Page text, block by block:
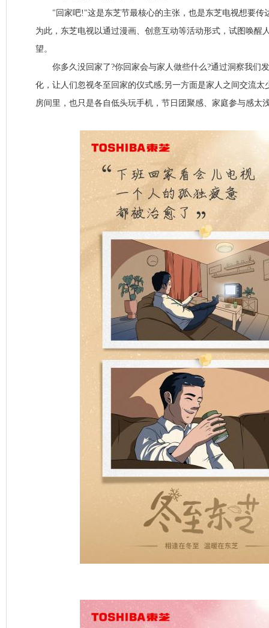
"回家吧!"这是东芝节最核心的主张，也是东芝电视想要传
为此，东芝电视以通过漫画、创意互动等活动形式，试图唤醒
望。
你多久没回家了?你回家会与家人做些什么?通过洞察我们
化，让人们忽视冬至回家的仪式感;另一方面是家人之间交流太
房间里，也只是各自低头玩手机，节日团聚感、家庭参与感太